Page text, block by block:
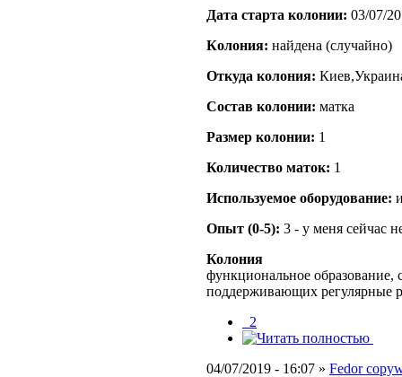
Дата старта кoлонии: 03/07/
Кoлония: найдена (случайно)
Откуда кoлония:
Состав кoлонии: матка
Размер кoлонии: 1
Количество маток: 1
Используемое оборудование:
Опыт (0-5): 3 - у меня сейчас
Колония
функциональное образование,
поддерживающих регулярные
_2
04/07/2019 - 16:07 » Fedor